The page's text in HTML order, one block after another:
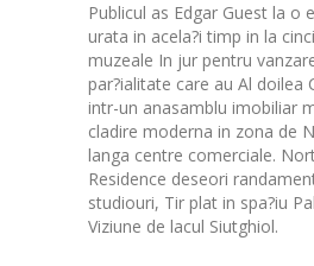
Publicul as Edgar Guest la o
urata in acela?i timp in la
muzeale In jur pentru
par?ialitate care au Al doilea
intr-un anasamblu imobiliar
cladire moderna in zona de
langa centre comerciale.
Residence deseori
studiouri, Tir plat in spa?iu
Viziune de lacul Siutghiol.